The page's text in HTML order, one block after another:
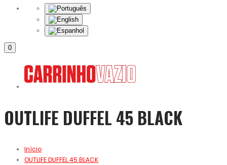
0
OUTLIFE DUFFEL 45 BLACK
Início
OUTLIFE DUFFEL 45 BLACK